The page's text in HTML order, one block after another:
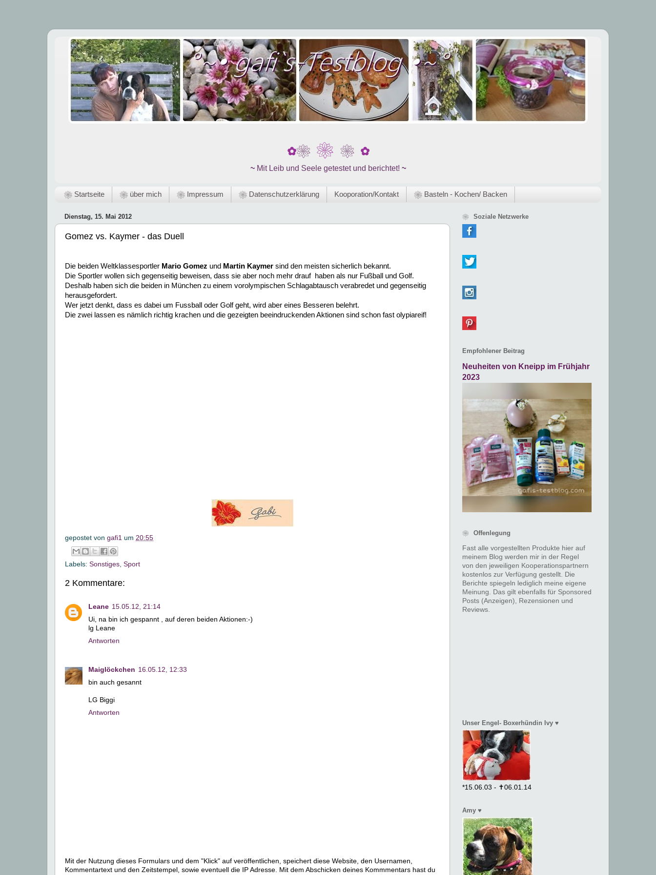
✿❀ ❀ ❀ ✿
~ Mit Leib und Seele getestet und berichtet! ~
❀ Startseite ❀ über mich ❀ Impressum ❀ Datenschutzerklärung Kooporation/Kontakt ❀ Basteln - Kochen/ Backen
Dienstag, 15. Mai 2012
Gomez vs. Kaymer - das Duell
Die beiden Weltklassesportler Mario Gomez und Martin Kaymer sind den meisten sicherlich bekannt.
Die Sportler wollen sich gegenseitig beweisen, dass sie aber noch mehr drauf haben als nur Fußball und Golf.
Deshalb haben sich die beiden in München zu einem vorolympischen Schlagabtausch verabredet und gegenseitig
herausgefordert.
Wer jetzt denkt, dass es dabei um Fussball oder Golf geht, wird aber eines Besseren belehrt.
Die zwei lassen es nämlich richtig krachen und die gezeigten beeindruckenden Aktionen sind schon fast olypiareif!
gepostet von gafi1 um 20:55
Labels: Sonstiges Sport
2 Kommentare:
Leane 15.05.12, 21:14
Ui, na bin ich gespannt , auf deren beiden Aktionen:-)
lg Leane
Antworten
Maiglöckchen 16.05.12, 12:33
bin auch gesannt
LG Biggi
Antworten
Mit der Nutzung dieses Formulars und dem "Klick" auf veröffentlichen, speichert diese Website, den Usernamen,
Kommentartext und den Zeitstempel, sowie eventuell die IP Adresse. Mit dem Abschicken deines Kommmentars hast du
❀ Soziale Netzwerke
Empfohlener Beitrag
Neuheiten von Kneipp im Frühjahr
2023
❀ Offenlegung
Fast alle vorgestellten Produkte hier auf
meinem Blog werden mir in der Regel
von den jeweiligen Kooperationspartnern
kostenlos zur Verfügung gestellt. Die
Berichte spiegeln lediglich meine eigene
Meinung. Das gilt ebenfalls für Sponsored
Posts (Anzeigen), Rezensionen und
Reviews.
Unser Engel- Boxerhündin Ivy ♥
*15.06.03 - ✝06.01.14
Amy ♥